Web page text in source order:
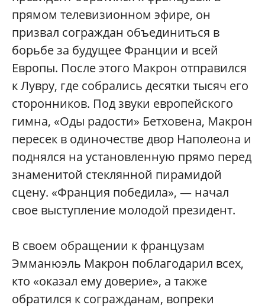
прямом телевизионном эфире, он
призвал сограждан объединиться в
борьбе за будущее Франции и всей
Европы. После этого Макрон отправился
к Лувру, где собрались десятки тысяч его
сторонников. Под звуки европейского
гимна, «Оды радости» Бетховена, Макрон
пересек в одиночестве двор Наполеона и
поднялся на установленную прямо перед
знаменитой стеклянной пирамидой
сцену. «Франция победила», — начал
свое выступление молодой президент.
В своем обращении к французам
Эмманюэль Макрон поблагодарил всех,
кто «оказал ему доверие», а также
обратился к согражданам, вопреки